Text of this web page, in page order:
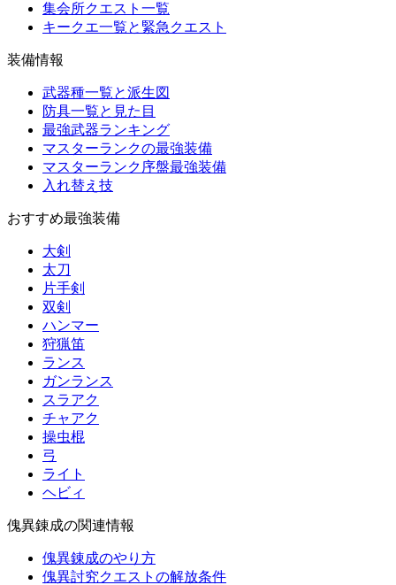
集会所クエスト一覧
キークエ一覧と緊急クエスト
装備情報
武器種一覧と派生図
防具一覧と見た目
最強武器ランキング
マスターランクの最強装備
マスターランク序盤最強装備
入れ替え技
おすすめ最強装備
大剣
太刀
片手剣
双剣
ハンマー
狩猟笛
ランス
ガンランス
スラアク
チャアク
操虫棍
弓
ライト
ヘビィ
傀異錬成の関連情報
傀異錬成のやり方
傀異討究クエストの解放条件